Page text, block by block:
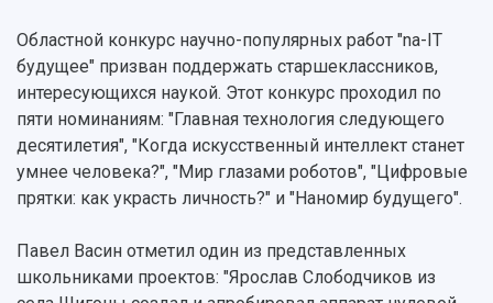
Областной конкурс научно-популярных работ "na-IT
будущее" призван поддержать старшеклассников,
интересующихся наукой. Этот конкурс проходил по
пяти номинаниям: "Главная технология следующего
десятилетия", "Когда искусственный интеллект станет
умнее человека?", "Мир глазами роботов", "Цифровые
прятки: как украсть личность?" и "Наномир будущего".
Павел Васин отметил один из представленных
школьниками проектов: "Ярослав Слободчиков из